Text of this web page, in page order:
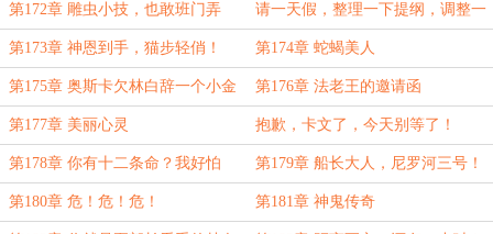
第172章 雕虫小技，也敢班门弄
斧！
请一天假，整理一下提纲，调整一
下作息！
第173章 神恩到手，猫步轻俏！ 第174章 蛇蝎美人
第175章 奥斯卡欠林白辞一个小金
人
第176章 法老王的邀请函
第177章 美丽心灵 抱歉，卡文了，今天别等了！
第178章 你有十二条命？我好怕
呦！
第179章 船长大人，尼罗河三号！
第180章 危！危！危！ 第181章 神鬼传奇